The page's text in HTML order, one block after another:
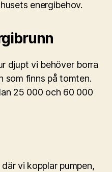
energibehov.
djupt vi behöver borra
som finns på tomten.
25 000 och 60 000
vi kopplar pumpen,